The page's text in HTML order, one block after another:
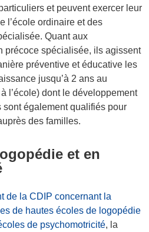
et peuvent exercer leur
l’école ordinaire et des
Quant aux
précoce spécialisée, ils agissent
préventive et éducative les
jusqu’à 2 ans au
l’école) dont le développement
également qualifiés pour
des familles.
et en
de la CDIP concernant la
de hautes écoles de logopédie
de psychomotricité, la